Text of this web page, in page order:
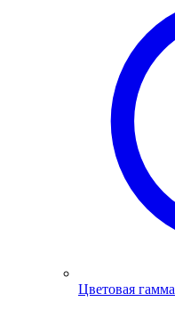
Цветовая гамма